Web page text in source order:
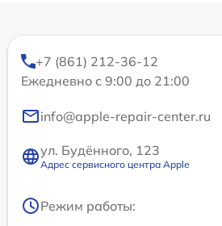
+7 (861) 212-36-12
Ежедневно с 9:00 до 21:00
info@apple-repair-center.ru
ул. Будённого, 123
Адрес сервисного центра Apple
Режим работы: